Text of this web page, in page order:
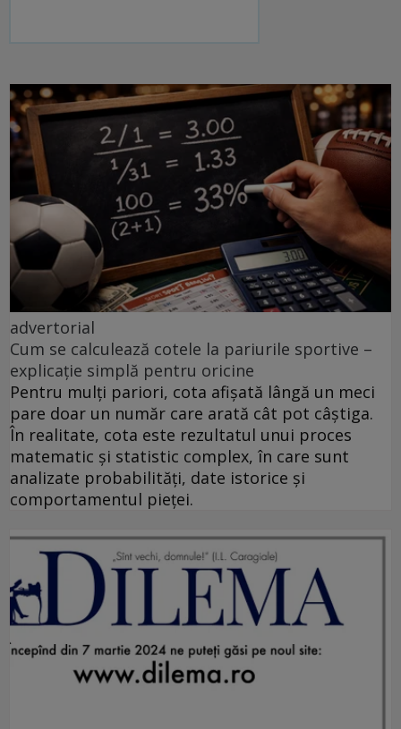
advertorial
Cum se calculează cotele la pariurile sportive –
explicație simplă pentru oricine
Pentru mulți pariori, cota afișată lângă un meci
pare doar un număr care arată cât pot câștiga.
În realitate, cota este rezultatul unui proces
matematic și statistic complex, în care sunt
analizate probabilități, date istorice și
comportamentul pieței.